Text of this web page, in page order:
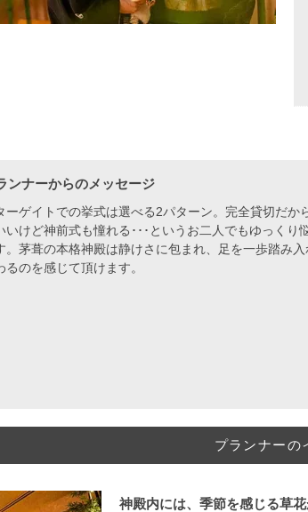
ンナーからのメッセージ
ーゲイトでの挙式は選べる2パターン。完全貸切だか
いけど神前式も憧れる･･･というお二人でもゆっくり
。茅葺の本格神殿は静けさに包まれ、足を一歩踏み
るのを感じて頂けます。
プランナーの
神殿内には、季節を感じる草